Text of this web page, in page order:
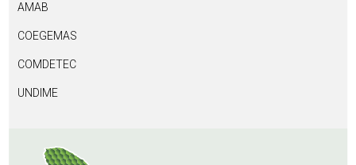
AMAB
COEGEMAS
COMDETEC
UNDIME